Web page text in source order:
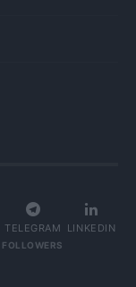
TELEGRAM
FOLLOWERS
LINKEDIN